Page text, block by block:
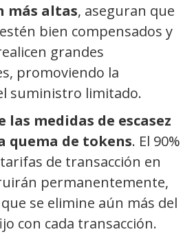
más altas, aseguran que
bien compensados y
grandes
promoviendo la
suministro limitado.
las medidas de escasez
quema de tokens. El 90%
de transacción en
permanentemente,
se elimine aún más del
con cada transacción.